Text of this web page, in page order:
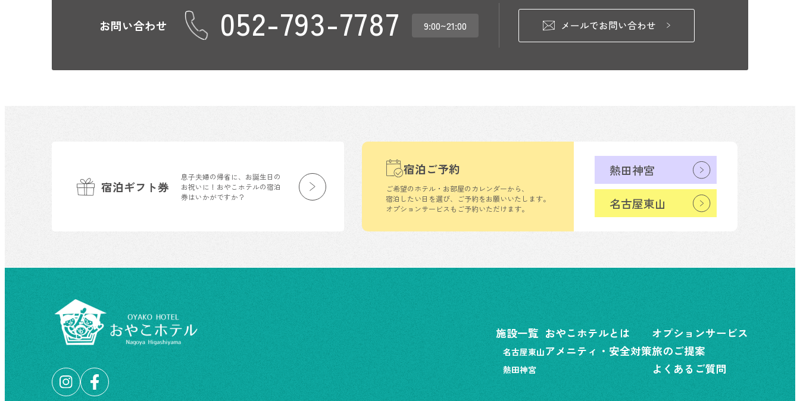
お問い合わせ 052-793-7787 9:00~21:00 メールでお問い合わせ
宿泊ギフト券
息子夫婦の帰省に、お誕生日の
お祝いに！おやこホテルの宿泊
券はいかがですか？
宿泊ご予約
ご希望のホテル・お部屋のカレンダーから、
宿泊したい日を選び、ご予約をお願いいたします。
オプションサービスもご予約いただけます。
熱田神宮
名古屋東山
施設一覧
名古屋東山
熱田神宮
おやこホテルとは
アメニティ・安全対策
オプションサービス
旅のご提案
よくあるご質問